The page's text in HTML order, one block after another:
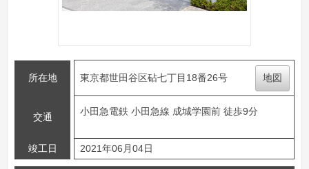
所在地 東京都世田谷区砧七丁目18番26号 地図
交通
小田急電鉄 小田急線 成城学園前 徒歩9分
竣工日 2021年06月04日